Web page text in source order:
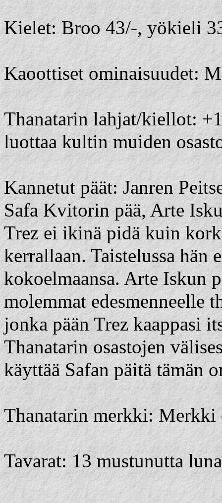
Kielet: Broo 43/-, yökieli
Kaoottiset ominaisuudet:
Thanatarin lahjat/kiellot:
luottaa kultin muiden
Kannetut päät: Janren
Safa Kvitorin pää, Arte
Trez ei ikinä pidä kuin
kerrallaan. Taistelussa hän
kokoelmaansa. Arte Iskun
molemmat edesmenneelle
jonka pään Trez kaappasi
Thanatarin osastojen
käyttää Safan päitä tämän
Thanatarin merkki: Merkki
Tavarat: 13 mustunutta